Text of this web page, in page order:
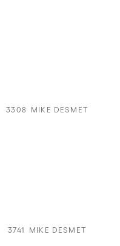
3308 MIKE DESMET
3741 MIKE DESMET